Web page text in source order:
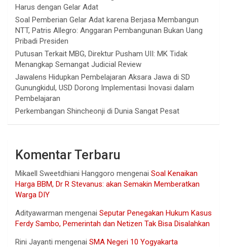
Harus dengan Gelar Adat
Soal Pemberian Gelar Adat karena Berjasa Membangun
NTT, Patris Allegro: Anggaran Pembangunan Bukan Uang
Pribadi Presiden
Putusan Terkait MBG, Direktur Pusham UII: MK Tidak
Menangkap Semangat Judicial Review
Jawalens Hidupkan Pembelajaran Aksara Jawa di SD
Gunungkidul, USD Dorong Implementasi Inovasi dalam
Pembelajaran
Perkembangan Shincheonji di Dunia Sangat Pesat
Komentar Terbaru
Mikaell Sweetdhiani Hanggoro mengenai Soal Kenaikan
Harga BBM, Dr R Stevanus: akan Semakin Memberatkan
Warga DIY
Adityawarman mengenai Seputar Penegakan Hukum Kasus
Ferdy Sambo, Pemerintah dan Netizen Tak Bisa Disalahkan
Rini Jayanti mengenai SMA Negeri 10 Yogyakarta